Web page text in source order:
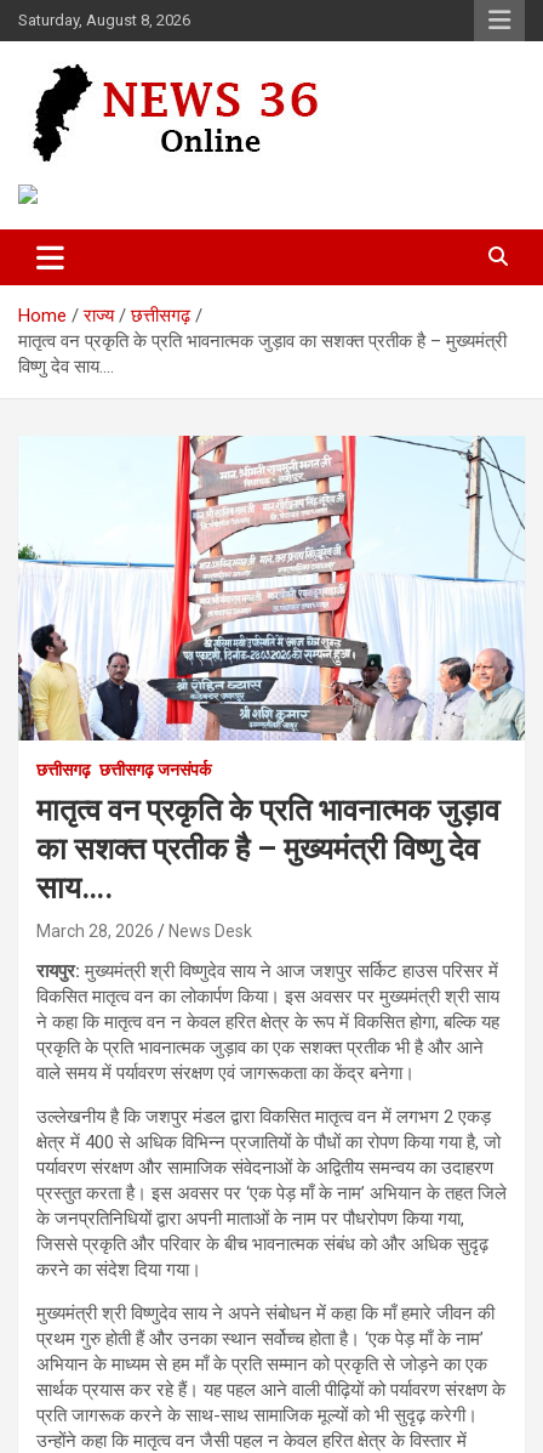
Skip
to
Saturday, August 8, 2026
News 36
Home राज्य
छत्तीसगढ़
मातृत्व वन प्रकृति के प्रति भावनात्मक जुड़ाव का सशक्त प्रतीक है – मुख्यमंत्री
विष्णु देव साय….
छत्तीसगढ़ छत्तीसगढ़ जनसंपर्क
मातृत्व वन प्रकृति के प्रति भावनात्मक जुड़ाव
का सशक्त प्रतीक है – मुख्यमंत्री विष्णु देव
साय….
March 28, 2026 News Desk
रायपुर:मुख्यमंत्री श्री विष्णुदेव साय ने आज जशपुर सर्किट हाउस परिसर में
विकसित मातृत्व वन का लोकार्पण किया। इस अवसर पर मुख्यमंत्री श्री साय
ने कहा कि मातृत्व वन न केवल हरित क्षेत्र के रूप में विकसित होगा, बल्कि यह
प्रकृति के प्रति भावनात्मक जुड़ाव का एक सशक्त प्रतीक भी है और आने
वाले समय में पर्यावरण संरक्षण एवं जागरूकता का केंद्र बनेगा।
उल्लेखनीय है कि जशपुर मंडल द्वारा विकसित मातृत्व वन में लगभग 2 एकड़
क्षेत्र में 400 से अधिक विभिन्न प्रजातियों के पौधों का रोपण किया गया है, जो
पर्यावरण संरक्षण और सामाजिक संवेदनाओं के अद्वितीय समन्वय का उदाहरण
प्रस्तुत करता है। इस अवसर पर ‘एक पेड़ माँ के नाम’ अभियान के तहत जिले
के जनप्रतिनिधियों द्वारा अपनी माताओं के नाम पर पौधरोपण किया गया,
जिससे प्रकृति और परिवार के बीच भावनात्मक संबंध को और अधिक सुदृढ़
करने का संदेश दिया गया।
मुख्यमंत्री श्री विष्णुदेव साय ने अपने संबोधन में कहा कि माँ हमारे जीवन की
प्रथम गुरु होती हैं और उनका स्थान सर्वोच्च होता है। ‘एक पेड़ माँ के नाम’
अभियान के माध्यम से हम माँ के प्रति सम्मान को प्रकृति से जोड़ने का एक
सार्थक प्रयास कर रहे हैं। यह पहल आने वाली पीढ़ियों को पर्यावरण संरक्षण के
प्रति जागरूक करने के साथ-साथ सामाजिक मूल्यों को भी सुदृढ़ करेगी।
उन्होंने कहा कि मातृत्व वन जैसी पहल न केवल हरित क्षेत्र के विस्तार में